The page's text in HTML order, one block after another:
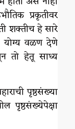
प्रकृतीवर
शक्तीच हे सारे
योग्य वळण देणे
तो हेतू साध्य
पृष्ठसंख्या
पृष्ठसंख्येपेक्षा